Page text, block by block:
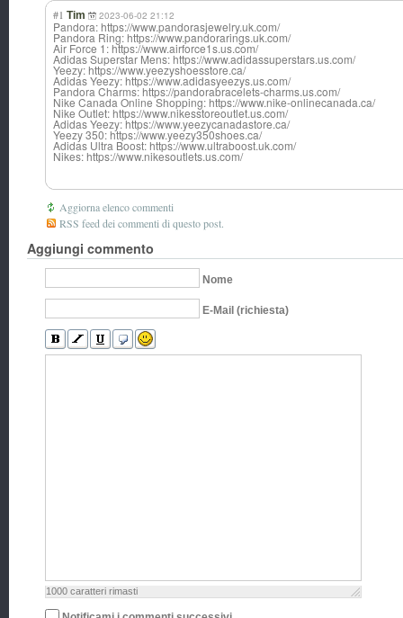
#1 Tim 2023-06-02 21:12
Pandora: https://www.pandorasjewelry.uk.com/
Pandora Ring: https://www.pandorarings.uk.com/
Air Force 1: https://www.airforce1s.us.com/
Adidas Superstar Mens: https://www.adidassuperstars.us.com/
Yeezy: https://www.yeezyshoesstore.ca/
Adidas Yeezy: https://www.adidasyeezys.us.com/
Pandora Charms: https://pandorabracelets-charms.us.com/
Nike Canada Online Shopping: https://www.nike-onlinecanada.ca/
Nike Outlet: https://www.nikesstoreoutlet.us.com/
Adidas Yeezy: https://www.yeezycanadastore.ca/
Yeezy 350: https://www.yeezy350shoes.ca/
Adidas Ultra Boost: https://www.ultraboost.uk.com/
Nikes: https://www.nikesoutlets.us.com/
Aggiorna elenco commenti
RSS feed dei commenti di questo post.
Aggiungi commento
Nome
E-Mail (richiesta)
1000 caratteri rimasti